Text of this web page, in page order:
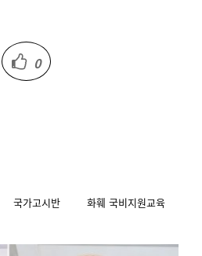
0
국가고시반 화훼 국비지원교육